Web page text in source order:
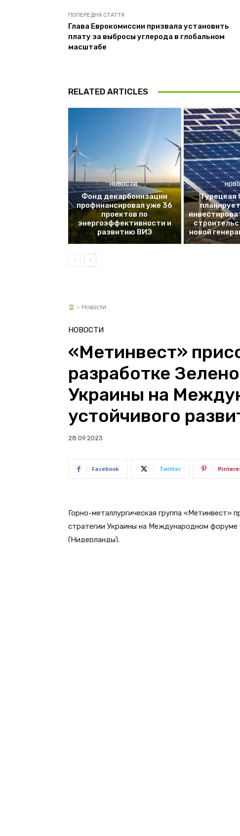
ПОПЕРЕДНЯ СТАТТЯ
Глава Еврокомиссии призвала установить
плату за выбросы углерода в глобальном
масштабе
RELATED ARTICLES
НОВОСТИ
Фонд декарбонизации
профинансировал уже 36
проектов по
энергоэффективности и
развитию ВИЭ
Турецкая
новой